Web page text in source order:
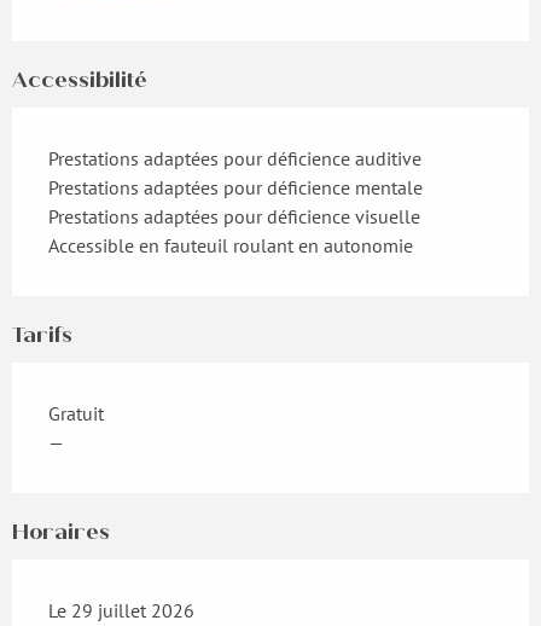
Accessibilité
Prestations adaptées pour déficience auditive
Prestations adaptées pour déficience mentale
Prestations adaptées pour déficience visuelle
Accessible en fauteuil roulant en autonomie
Tarifs
Gratuit
—
Horaires
Le 29 juillet 2026